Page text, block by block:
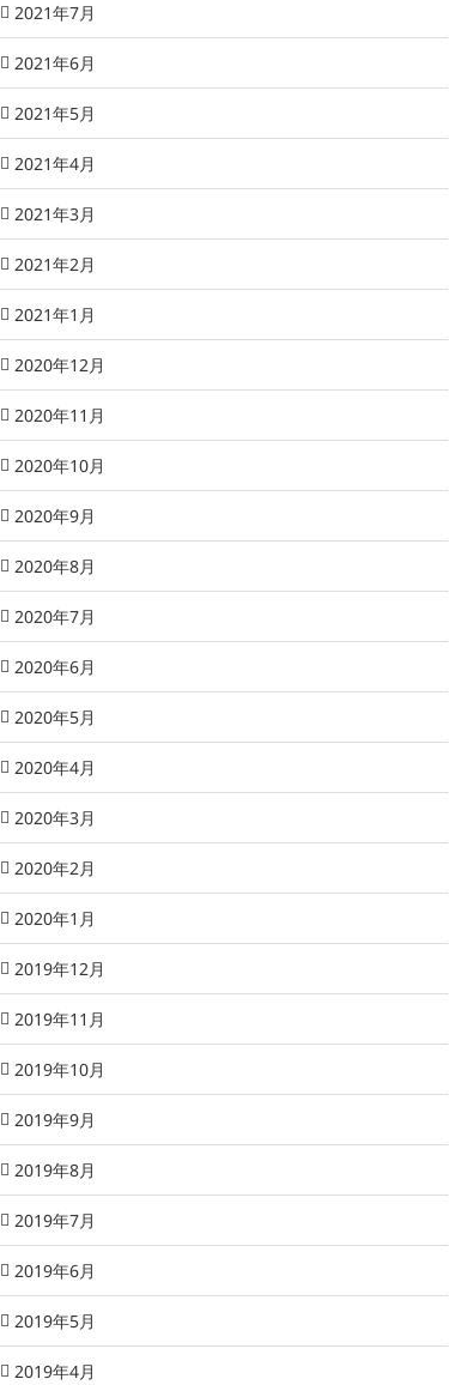
2021年7月
2021年6月
2021年5月
2021年4月
2021年3月
2021年2月
2021年1月
2020年12月
2020年11月
2020年10月
2020年9月
2020年8月
2020年7月
2020年6月
2020年5月
2020年4月
2020年3月
2020年2月
2020年1月
2019年12月
2019年11月
2019年10月
2019年9月
2019年8月
2019年7月
2019年6月
2019年5月
2019年4月